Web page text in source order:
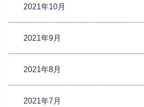
2021年10月
2021年9月
2021年8月
2021年7月